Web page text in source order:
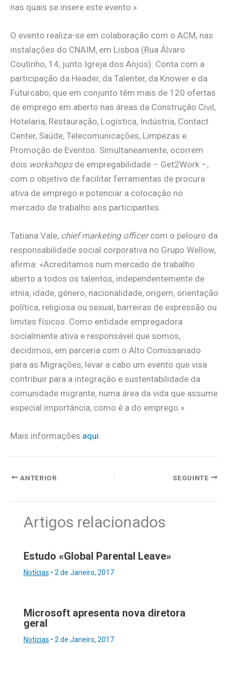
nas quais se insere este evento.»
O evento realiza-se em colaboração com o ACM, nas
instalações do CNAIM, em Lisboa (Rua Álvaro
Coutinho, 14, junto Igreja dos Anjos). Conta com a
participação da Header, da Talenter, da Knower e da
Futurcabo, que em conjunto têm mais de 120 ofertas
de emprego em aberto nas áreas da Construção Civil,
Hotelaria, Restauração, Logística, Indústria, Contact
Center, Saúde, Telecomunicações, Limpezas e
Promoção de Eventos. Simultaneamente, ocorrem
dois workshopsde empregabilidade – Get2Work –,
com o objetivo de facilitar ferramentas de procura
ativa de emprego e potenciar a colocação no
mercado de trabalho aos participantes.
Tatiana Vale, chief marketing officercom o pelouro da
responsabilidade social corporativa no Grupo Wellow,
afirma: «Acreditamos num mercado de trabalho
aberto a todos os talentos, independentemente de
etnia, idade, género, nacionalidade, origem, orientação
política, religiosa ou sexual, barreiras de expressão ou
limites físicos. Como entidade empregadora
socialmente ativa e responsável que somos,
decidimos, em parceria com o Alto Comissariado
para as Migrações, levar a cabo um evento que visa
contribuir para a integração e sustentabilidade da
comunidade migrante, numa área da vida que assume
especial importância, como é a do emprego.»
Mais informações aqui.
ANTERIOR SEGUINTE
Artigos relacionados
Estudo «Global Parental Leave»
Notícias • 2 de Janeiro, 2017
Microsoft apresenta nova diretora
geral
Notícias • 2 de Janeiro, 2017